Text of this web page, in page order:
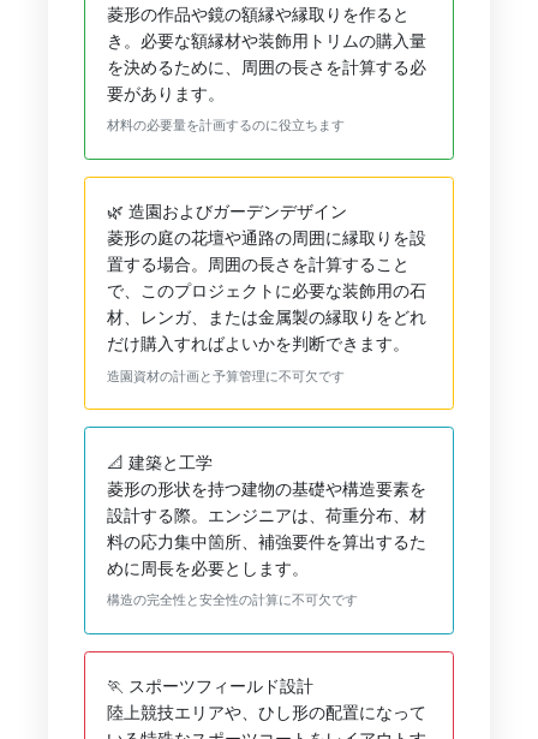
菱形の作品や鏡の額縁や縁取りを作ると
き。必要な額縁材や装飾用トリムの購入量
を決めるために、周囲の長さを計算する必
要があります。
材料の必要量を計画するのに役立ちます
🌿 造園およびガーデンデザイン
菱形の庭の花壇や通路の周囲に縁取りを設
置する場合。周囲の長さを計算すること
で、このプロジェクトに必要な装飾用の石
材、レンガ、または金属製の縁取りをどれ
だけ購入すればよいかを判断できます。
造園資材の計画と予算管理に不可欠です
📐 建築と工学
菱形の形状を持つ建物の基礎や構造要素を
設計する際。エンジニアは、荷重分布、材
料の応力集中箇所、補強要件を算出するた
めに周長を必要とします。
構造の完全性と安全性の計算に不可欠です
🏃 スポーツフィールド設計
陸上競技エリアや、ひし形の配置になって